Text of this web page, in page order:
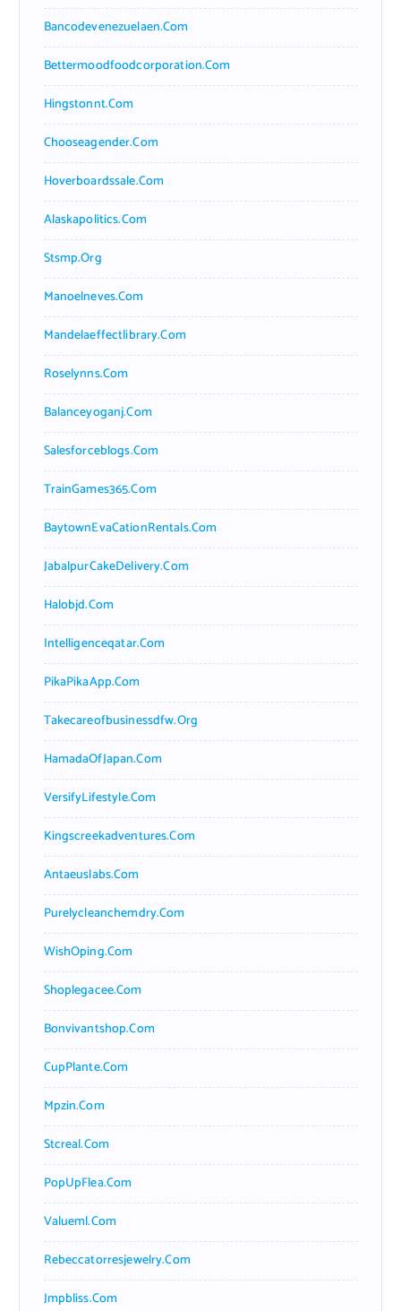
Bancodevenezuelaen.com
Bettermoodfoodcorporation.com
Hingstonnt.com
Chooseagender.com
Hoverboardssale.com
Alaskapolitics.com
Stsmp.org
Manoelneves.com
Mandelaeffectlibrary.com
Roselynns.com
Balanceyoganj.com
Salesforceblogs.com
TrainGames365.com
BaytownEvaCationRentals.com
JabalpurCakeDelivery.com
Halobjd.com
Intelligenceqatar.com
PikaPikaApp.com
Takecareofbusinessdfw.org
HamadaOfJapan.com
VersifyLifestyle.com
Kingscreekadventures.com
Antaeuslabs.com
Purelycleanchemdry.com
WishOping.com
Shoplegacee.com
Bonvivantshop.com
CupPlante.com
Mpzin.com
Stcreal.com
PopUpFlea.com
Valueml.com
Rebeccatorresjewelry.com
Jmpbliss.com